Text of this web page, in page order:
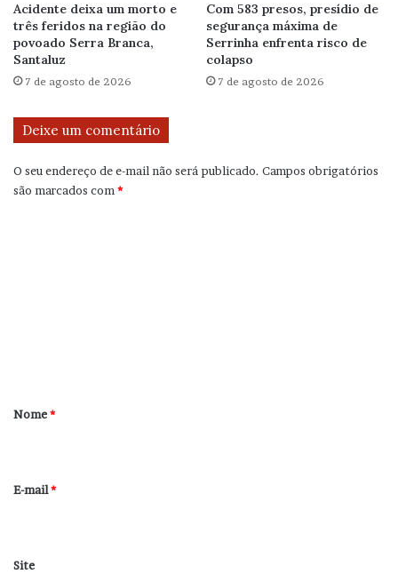
Acidente deixa um morto e
três feridos na região do
povoado Serra Branca,
Santaluz
7 de agosto de 2026
Com 583 presos, presídio de
segurança máxima de
Serrinha enfrenta risco de
colapso
7 de agosto de 2026
Deixe um comentário
O seu endereço de e-mail não será publicado. Campos obrigatórios
são marcados com *
r
*
Nome*
E-mail*
Site